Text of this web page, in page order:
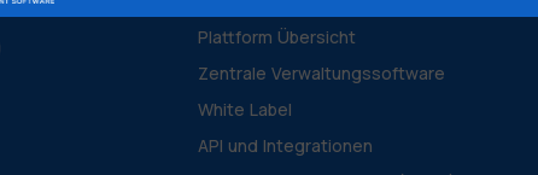
Plattform Übersicht
Zentrale Verwaltungssoftware
White Label
API und Integrationen